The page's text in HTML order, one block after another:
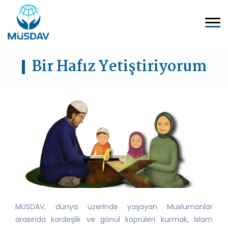
Bir Hafız Yetiştiriyorum
MÜSDAV, dünya üzerinde yaşayan Müslümanlar
arasında kardeşlik ve gönül köprüleri kurmak, İslam